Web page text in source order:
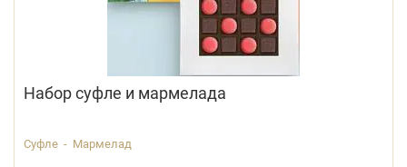
Набор суфле и мармелада
Суфле - Мармелад